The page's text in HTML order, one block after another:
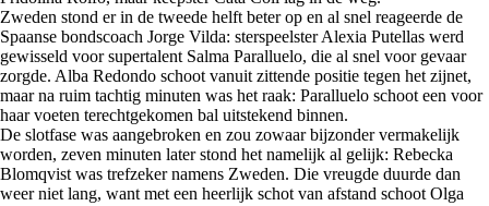
Zweden stond er in de tweede helft beter op en al snel reageerde de
Spaanse bondscoach Jorge Vilda: sterspeelster Alexia Putellas werd
gewisseld voor supertalent Salma Paralluelo, die al snel voor gevaar
zorgde. Alba Redondo schoot vanuit zittende positie tegen het zijnet,
maar na ruim tachtig minuten was het raak: Paralluelo schoot een voor
haar voeten terechtgekomen bal uitstekend binnen.
De slotfase was aangebroken en zou zowaar bijzonder vermakelijk
worden, zeven minuten later stond het namelijk al gelijk: Rebecka
Blomqvist was trefzeker namens Zweden. Die vreugde duurde dan
weer niet lang, want met een heerlijk schot van afstand schoot Olga